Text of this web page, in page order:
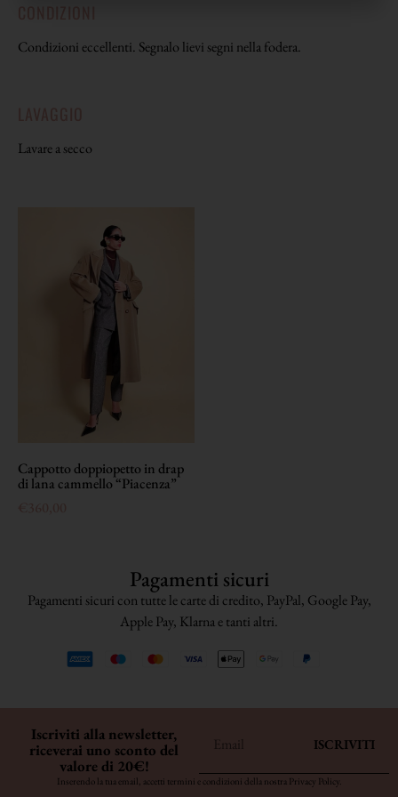
Condizioni eccellenti. Segnalo lievi segni nella fodera.
Lavare a secco
Cappotto doppiopetto in drap
di lana cammello “Piacenza”
Pagamenti sicuri
Pagamenti sicuri con tutte le carte di credito, PayPal, Google Pay,
Apple Pay, Klarna e tanti altri.
Iscriviti alla newsletter,
riceverai uno sconto del
valore di 20€!
ISCRIVITI
Inserendo la tua email, accetti termini e condizioni della nostra Privacy Policy.